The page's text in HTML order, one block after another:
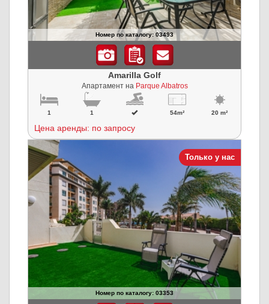
Номер по каталогу: 03493
Amarilla Golf
Апартамент на Parque Albatros
1 1 54m² 20 m²
Цена аренды: по запросу
Только у нас
Номер по каталогу: 03353